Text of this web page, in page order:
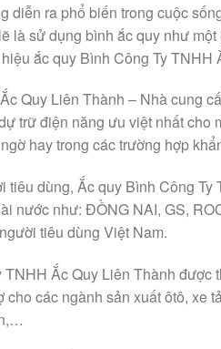
diễn ra phổ biến trong cuộc
là sử dụng bình ắc quy như
ắc quy Bình Công Ty TNHH
Quy Liên Thành – Nhà cung
trữ điện năng ưu việt nhất
hay trong các trường hợp
tiêu dùng, Ắc quy Bình Công
nước như: ĐỒNG NAI, GS,
tiêu dùng Việt Nam.
Ắc Quy Liên Thành
cho các ngành sản xuất ôtô,